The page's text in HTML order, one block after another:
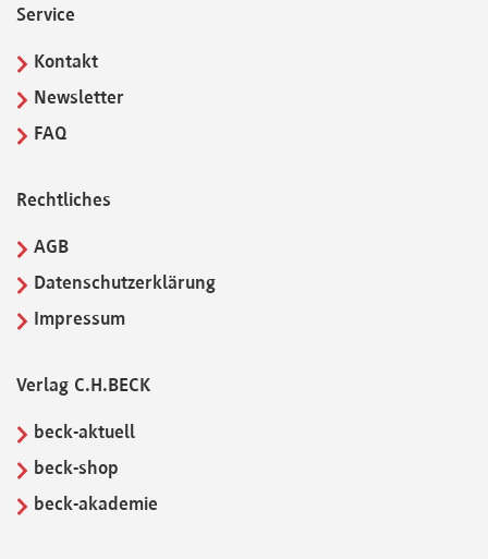
Service
Kontakt
Newsletter
FAQ
Rechtliches
AGB
Datenschutzerklärung
Impressum
Verlag C.H.BECK
beck-aktuell
beck-shop
beck-akademie